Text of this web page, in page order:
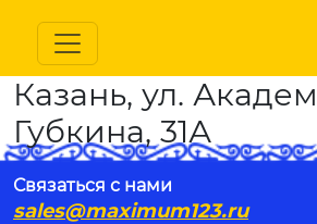
Казань, ул.
Губкина, 31А
Связаться с нами
sales@maximum123.ru